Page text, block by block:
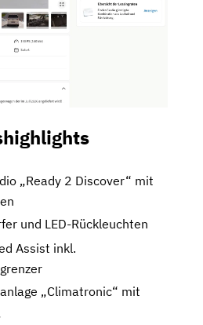
„Ready 2 Discover“ mit
und LED-Rückleuchten
Assist inkl.
„Climatronic“ mit